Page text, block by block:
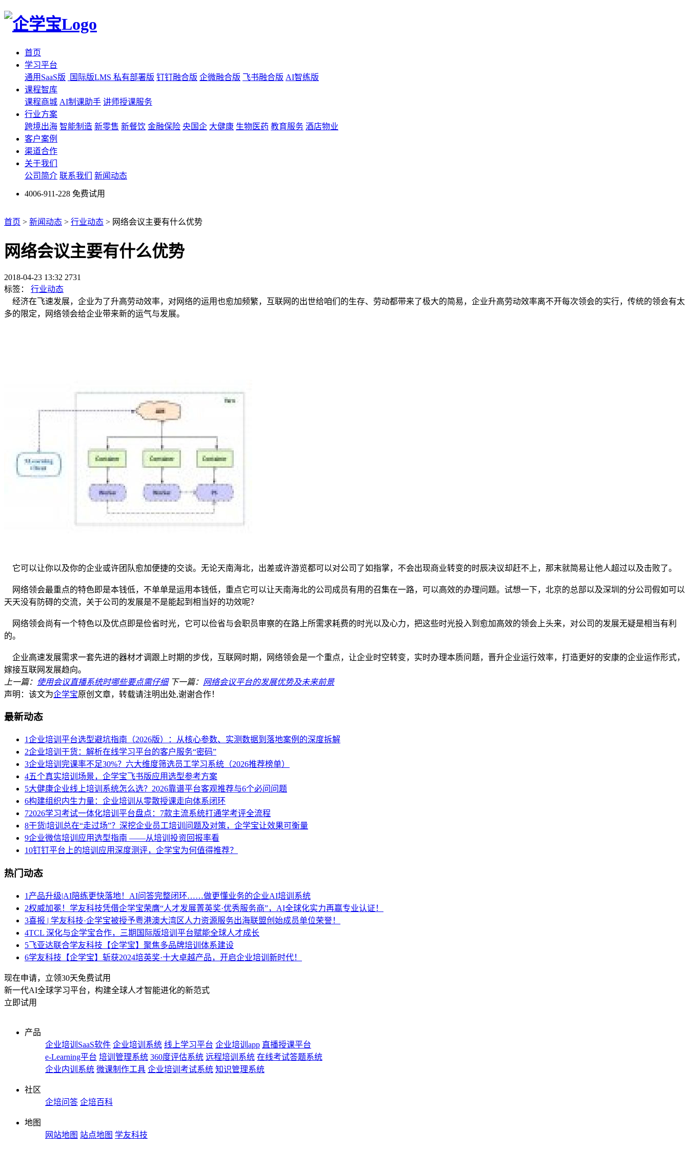
首页
学习平台
通用SaaS版
国际版LMS 私有部署版 钉钉融合版 企微融合版 飞书融合版 AI智练版
课程智库
课程商城 AI制课助手 讲师授课服务
行业方案
跨境出海 智能制造 新零售 新餐饮 金融保险 央国企 大健康 生物医药 教育服务 酒店物业
客户案例
渠道合作
关于我们
公司简介 联系我们 新闻动态
4006-911-228 免费试用
首页 > 新闻动态 > 行业动态 > 网络会议主要有什么优势
网络会议主要有什么优势
2018-04-23 13:32 2731
标签：
行业动态
经济在飞速发展，企业为了升高劳动效率，对网络的运用也愈加频繁，互联网的出世给咱们的生存、劳动都带来了极大的简易，企业升高劳动效率离不开每次领会的实行，传统的领会有太
多的限定，网络领会给企业带来新的运气与发展。
它可以让你以及你的企业或许团队愈加便捷的交谈。无论天南海北，出差或许游览都可以对公司了如指掌，不会出现商业转变的时辰决议却赶不上，那末就简易让他人超过以及击败了。
网络领会最重点的特色即是本钱低，不单单是运用本钱低，重点它可以让天南海北的公司成员有用的召集在一路，可以高效的办理问题。试想一下，北京的总部以及深圳的分公司假如可以
天天没有防碍的交流，关于公司的发展是不是能起到相当好的功效呢？
网络领会尚有一个特色以及优点即是俭省时光，它可以俭省与会职员审察的在路上所需求耗费的时光以及心力，把这些时光投入到愈加高效的领会上头来，对公司的发展无疑是相当有利
的。
企业高速发展需求一套先进的器材才调跟上时期的步伐，互联网时期，网络领会是一个重点，让企业时空转变，实时办理本质问题，晋升企业运行效率，打造更好的安康的企业运作形式，
嫁接互联网发展趋向。
上一篇： 使用会议直播系统时哪些要点需仔细 下一篇： 网络会议平台的发展优势及未来前景
声明：该文为企学宝原创文章，转载请注明出处,谢谢合作！
最新动态
1企业培训平台选型避坑指南（2026版）：从核心参数、实测数据到落地案例的深度拆解
2企业培训干货：解析在线学习平台的客户服务“密码”
3企业培训完课率不足30%？六大维度筛选员工学习系统（2026推荐榜单）
4五个真实培训场景，企学宝飞书版应用选型参考方案
5大健康企业线上培训系统怎么选？2026靠谱平台客观推荐与6个必问问题
6构建组织内生力量：企业培训从零散授课走向体系闭环
72026学习考试一体化培训平台盘点：7款主流系统打通学考评全流程
8干货|培训总在“走过场”？深挖企业员工培训问题及对策，企学宝让效果可衡量
9企业微信培训应用选型指南 ——从培训投资回报率看
10钉钉平台上的培训应用深度测评，企学宝为何值得推荐？
热门动态
1 产品升级|AI陪练更快落地！AI问答完整闭环……做更懂业务的企业AI培训系统
2权威加冕！学友科技凭借企学宝荣膺“人才发展菁英奖·优秀服务商”，AI全球化实力再赢专业认证！
3喜报 | 学友科技·企学宝被授予粤港澳大湾区人力资源服务出海联盟创始成员单位荣誉！
4TCL 深化与企学宝合作，三期国际版培训平台赋能全球人才成长
5飞亚达联合学友科技【企学宝】聚焦多品牌培训体系建设
6学友科技【企学宝】斩获2024培英奖·十大卓越产品，开启企业培训新时代！
现在申请，立领30天免费试用
新一代AI全球学习平台，构建全球人才智能进化的新范式
立即试用
产品
企业培训SaaS软件 企业培训系统 线上学习平台 企业培训app 直播授课平台
e-Learning平台 培训管理系统 360度评估系统 远程培训系统 在线考试答题系统
企业内训系统 微课制作工具 企业培训考试系统 知识管理系统
社区
企培问答 企培百科
地图
网站地图 站点地图 学友科技